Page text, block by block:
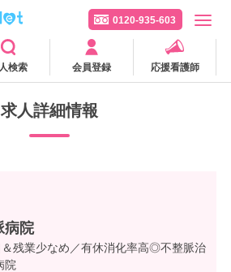
0120-935-603
検索 会員登録 応援看護師
求人詳細情報
病院
＆残業少なめ／有休消化率高◎不整脈治
院